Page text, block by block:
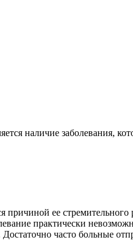
наличие заболевания,
причиной ее
практически
часто больные